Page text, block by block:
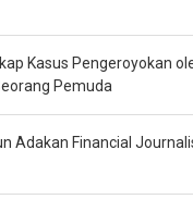
Kasus Pengeroyokan
Pemuda
Adakan Financial